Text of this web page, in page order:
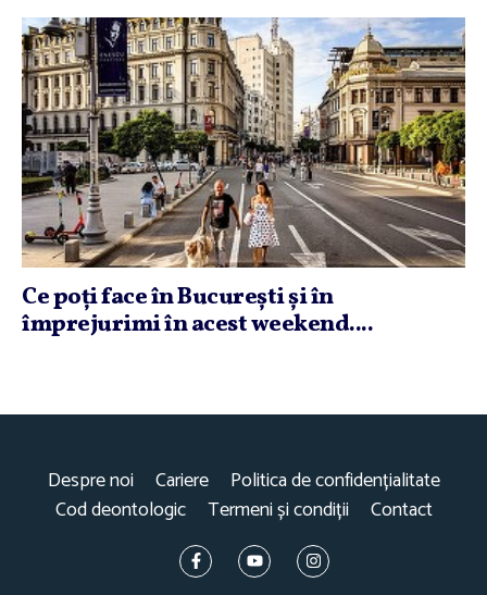
Ce poţi face în Bucureşti şi în
împrejurimi în acest weekend....
Despre noi Cariere
Politica de confidențialitate
Cod deontologic
Termeni și condiții Contact